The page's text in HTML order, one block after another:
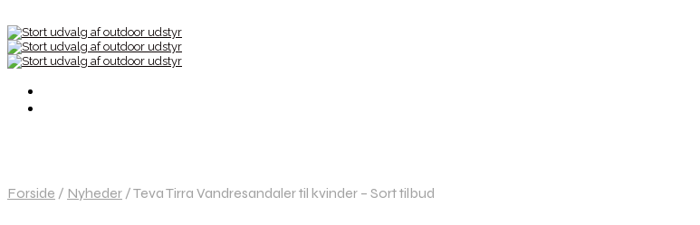
Forside / Nyheder /Teva Tirra Vandresandaler til kvinder – Sort tilbud